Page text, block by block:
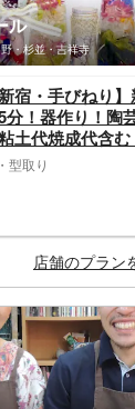
ル
・杉並・吉祥寺
新宿・手びねり
分！器作り！陶
代焼成代含
ルのご参加OK
型取り
店舗のプラン